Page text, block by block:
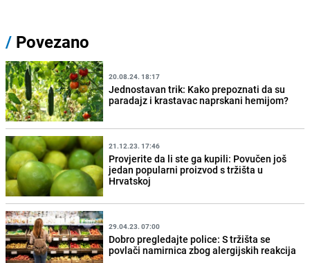
/ Povezano
20.08.24. 18:17
Jednostavan trik: Kako prepoznati da su
paradajz i krastavac naprskani hemijom?
21.12.23. 17:46
Provjerite da li ste ga kupili: Povučen još
jedan popularni proizvod s tržišta u
Hrvatskoj
29.04.23. 07:00
Dobro pregledajte police: S tržišta se
povlači namirnica zbog alergijskih reakcija